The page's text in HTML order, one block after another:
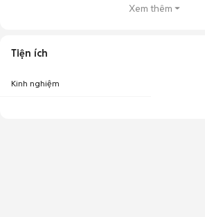
Xem thêm
Tiện ích
Kinh nghiệm